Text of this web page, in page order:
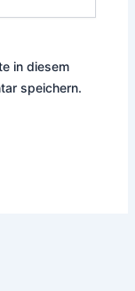
in diesem
speichern.